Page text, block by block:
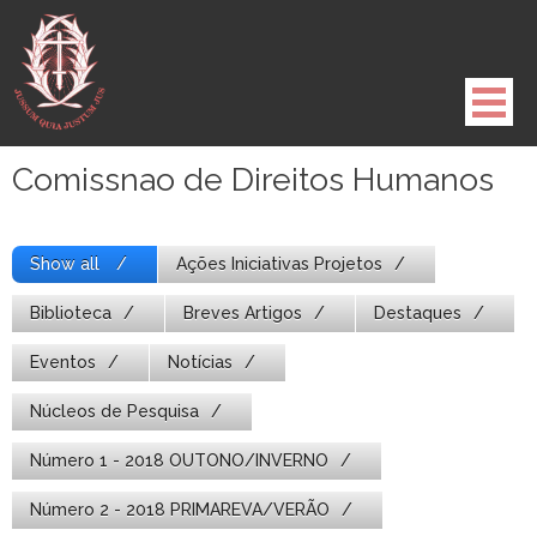
para
conteúdo
Comissnao de Direitos Humanos
Show all Ações Iniciativas Projetos
Biblioteca Breves Artigos Destaques
Eventos Notícias
Núcleos de Pesquisa
Número 1 - 2018 OUTONO/INVERNO
Número 2 - 2018 PRIMAREVA/VERÃO